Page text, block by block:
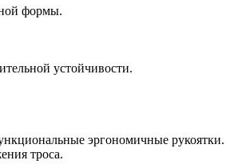
формы.
устойчивости.
эргономичные рукоятки.
троса.